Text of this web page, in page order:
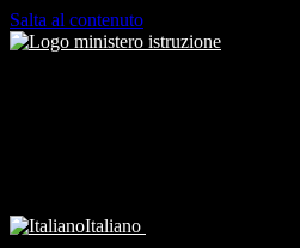
Salta al contenuto
Italiano